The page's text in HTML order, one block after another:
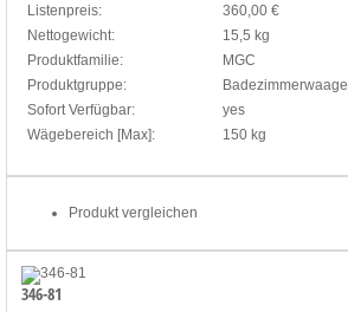
Listenpreis:
360,00 €
Nettogewicht:
15,5 kg
Produktfamilie:
MGC
Produktgruppe:
Badezimmerwaage
Sofort Verfügbar:
yes
Wägebereich [Max]:
150 kg
Produkt vergleichen
346-81